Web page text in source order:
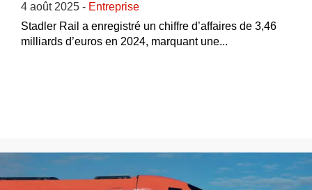
4 août 2025 - Entreprise
Stadler Rail a enregistré un chiffre d’affaires de 3,46
milliards d’euros en 2024, marquant une...